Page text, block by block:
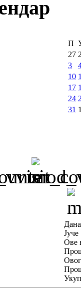
П
27
3
10
17
24
31
Јуче
Ове